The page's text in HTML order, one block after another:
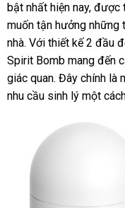
bật nhất hiện nay, được
muốn tận hưởng những
nhà. Với thiết kế 2 đầu
Spirit Bomb mang đến
giác quan. Đây chính là
nhu cầu sinh lý một